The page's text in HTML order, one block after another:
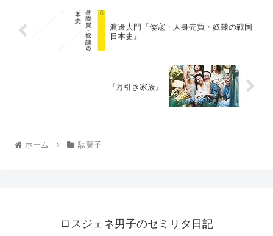
渡邊大門『倭寇・人身売買・奴隷の戦国
日本史』
『万引き家族』
ホーム 駄菓子
ロスジェネ男子のセミリタ日記